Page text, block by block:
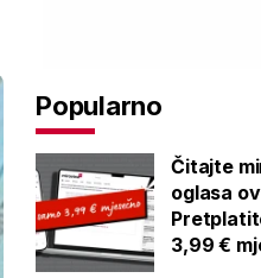
Popularno
Čitajte
oglasa
3,99 €